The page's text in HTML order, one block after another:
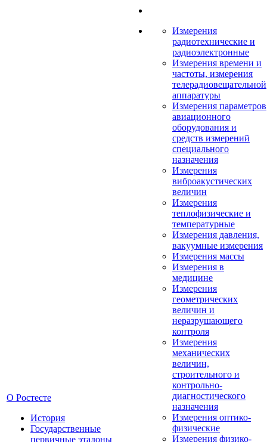
О Ростесте
История
Государственные
первичные эталоны
Измерения
радиотехнические и
радиоэлектронные
Измерения времени и
частоты, измерения
телерадиовещательной
аппаратуры
Измерения параметров
авиационного
оборудования и
средств измерений
специального
назначения
Измерения
виброакустических
величин
Измерения
теплофизические и
температурные
Измерения давления,
вакуумные измерения
Измерения массы
Измерения в
медицине
Измерения
геометрических
величин и
неразрушающего
контроля
Измерения
механических
величин,
строительного и
контрольно-
диагностического
назначения
Измерения оптико-
физические
Измерения физико-